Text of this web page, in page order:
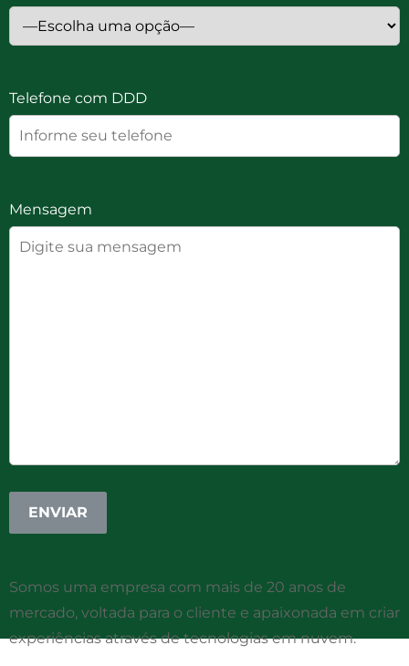
Telefone com DDD
Mensagem
Somos uma empresa com mais de 20 anos de
mercado, voltada para o cliente e apaixonada em criar
experiências através de tecnologias em nuvem.